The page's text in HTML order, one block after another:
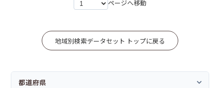
ページへ移動
地域別検索データセット トップに戻る
都道府県